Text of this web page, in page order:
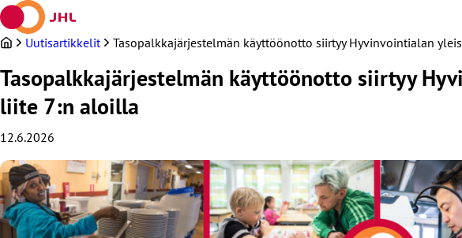
Siirry
sisältöön
Uutisartikkelit Tasopalkkajärjestelmän käyttöönotto siirtyy Hyvinvointialan
Tasopalkkajärjestelmän käyttöönotto siirtyy
liite 7:n aloilla
12.6.2026